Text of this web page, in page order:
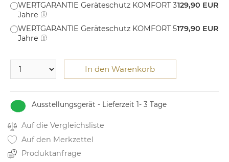
Ausstellungsgerät - Lieferzeit 1- 3 Tage
WERTGARANTIE Geräteschutz KOMFORT 3
Jahre
129,90 EUR
WERTGARANTIE Geräteschutz KOMFORT 5
Jahre
179,90 EUR
In den Warenkorb
Auf die Vergleichsliste
Auf den Merkzettel
Produktanfrage